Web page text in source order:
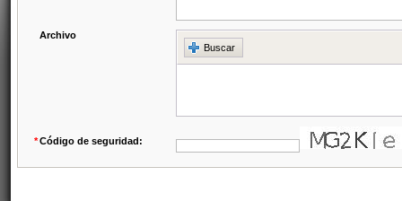
Archivo
Buscar
*Código de seguridad: